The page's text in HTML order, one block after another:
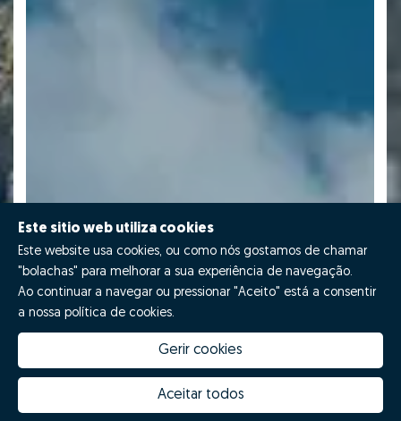
Este sitio web utiliza cookies
Este website usa cookies, ou como nós gostamos de chamar
"bolachas" para melhorar a sua experiência de navegação.
Ao continuar a navegar ou pressionar "Aceito" está a consentir
a nossa política de cookies.
Gerir cookies
Aceitar todos